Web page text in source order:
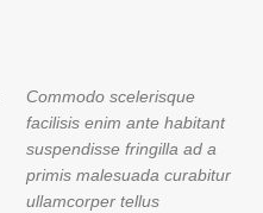
Commodo scelerisque
facilisis enim ante habitant
suspendisse fringilla ad a
primis malesuada curabitur
ullamcorper tellus